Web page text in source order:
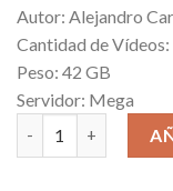
Autor: Alejandro
Cantidad de
Peso: 42 GB
Servidor: Mega
Seminario Creando